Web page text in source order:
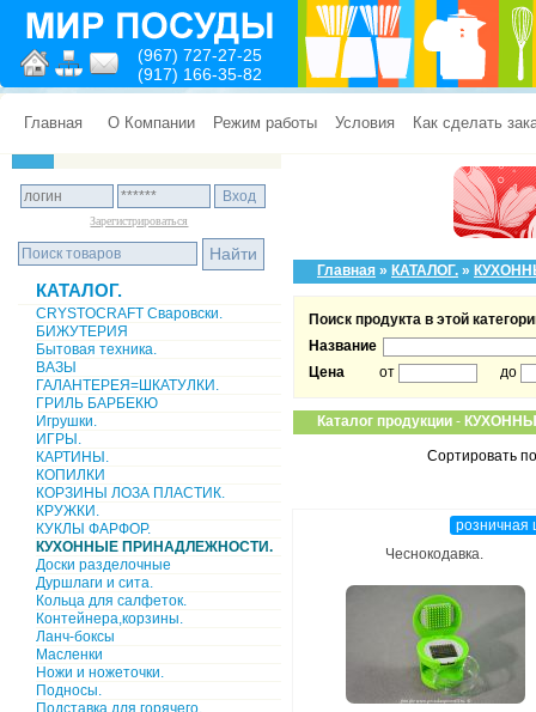
(967) 727-27-25
(917) 166-35-82
Главная О Компании Режим работы Условия Как сделать
Зарегистрироваться
КАТАЛОГ.
CRYSTOCRAFT Сваровски.
БИЖУТЕРИЯ
Бытовая техника.
ВАЗЫ
ГАЛАНТЕРЕЯ=ШКАТУЛКИ.
ГРИЛЬ БАРБЕКЮ
Игрушки.
ИГРЫ.
КАРТИНЫ.
КОПИЛКИ
КОРЗИНЫ ЛОЗА ПЛАСТИК.
КРУЖКИ.
КУКЛЫ ФАРФОР.
КУХОННЫЕ ПРИНАДЛЕЖНОСТИ.
Доски разделочные
Дуршлаги и сита.
Кольца для салфеток.
Контейнера,корзины.
Ланч-боксы
Масленки
Ножи и ножеточки.
Подносы.
Подставка для горячего.
Главная » КАТАЛОГ. »
Поиск продукта в этой
Название
Цена
от до
Каталог продукции -
Сортировать
розничная
Чеснокодавка.